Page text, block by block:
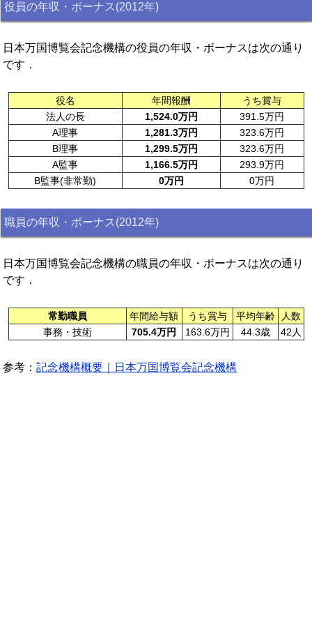
役員の年収・ボーナス(2012年)
日本万国博覧会記念機構の役員の年収・ボーナスは次の通り
です．
役名 年間報酬
うち賞与
法人の長
1,524.0万円
391.5万円
A理事
1,281.3万円
323.6万円
B理事
1,299.5万円
323.6万円
A監事
1,166.5万円
293.9万円
B監事(非常勤)
0万円 0万円
職員の年収・ボーナス(2012年)
日本万国博覧会記念機構の職員の年収・ボーナスは次の通り
です．
常勤職員 年間給与額 うち賞与 平均年齢
人数
事務・技術
705.4万円 163.6万円 44.3歳 42人
参考： 記念機構概要｜日本万国博覧会記念機構